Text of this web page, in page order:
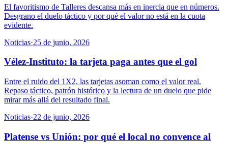
El favoritismo de Talleres descansa más en inercia que en números.
Desgrano el duelo táctico y por qué el valor no está en la cuota
evidente.
Noticias·25 de junio, 2026
Vélez-Instituto: la tarjeta paga antes que el gol
Entre el ruido del 1X2, las tarjetas asoman como el valor real.
Repaso táctico, patrón histórico y la lectura de un duelo que pide
mirar más allá del resultado final.
Noticias·22 de junio, 2026
Platense vs Unión: por qué el local no convence al